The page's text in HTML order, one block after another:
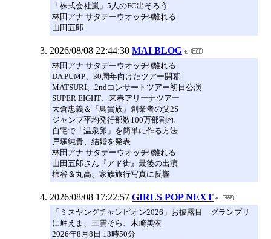
「株式会社嵐」5人のFC出そろう
林田アナ サタデーウオッチ9離れる
山田五郎
2026/08/08 22:44:30 MAI BLOG
林田アナ サタデーウオッチ9離れる
DA PUMP、30周年向けたツアー開幕
MATSURI、2ndコンサートツアー初日公演
SUPER EIGHT、来春アリーナツアー
大倉忠義＆『鳥貴族』創業者の父2S
ジャンプ平均発行部数100万部割れ
自宅で「温泉卵」を簡単に作る方法
戸塚純貴、結婚を発表
林田アナ サタデーウオッチ9離れる
山田五郎さん『アド街』最後の出演
柿谷＆丸高、家族旅行写真に反響
2026/08/08 17:22:57 GIRLS POP NEXT
「ミスヤングチャンピオン2026」お披露目 グランプリ
に岬えま、三雲そら、木崎美依
2026年8月8日 13時50分